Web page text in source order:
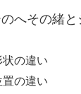
へその緒
状の違い
置の違い